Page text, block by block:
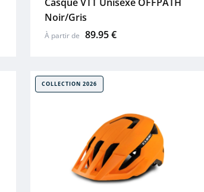
Casque VTT Unisexe OFFPATH
Noir/Gris
À partir de 89.95 €
COLLECTION 2026